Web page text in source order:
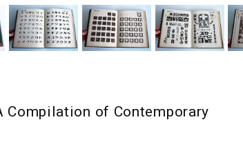
Compilation of Contemporary